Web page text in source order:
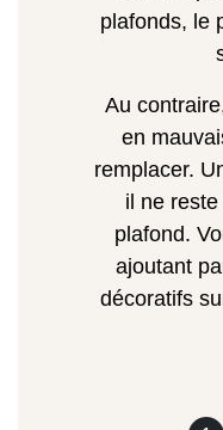
plafonds, le
Au
en
remplacer.
il ne
plafond.
ajoutant
décoratifs